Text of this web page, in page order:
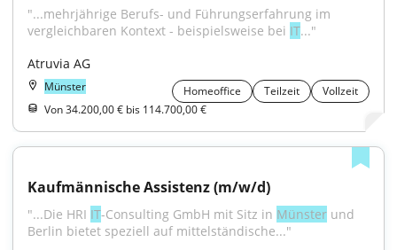
"...mehrjährige Berufs- und Führungserfahrung im
vergleichbaren Kontext - beispielsweise bei IT..."
Atruvia AG
Münster Homeoffice Teilzeit
Vollzeit
Von 34.200,00 € bis 114.700,00 €
Kaufmännische Assistenz (m/w/d)
"...Die HRI IT-Consulting GmbH mit Sitz in Münster und
Berlin bietet speziell auf mittelständische..."